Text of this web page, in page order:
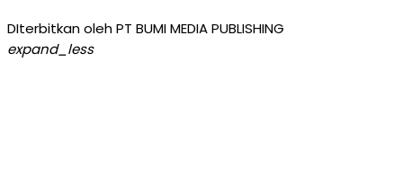
DIterbitkan oleh PT BUMI MEDIA PUBLISHING
expand_less